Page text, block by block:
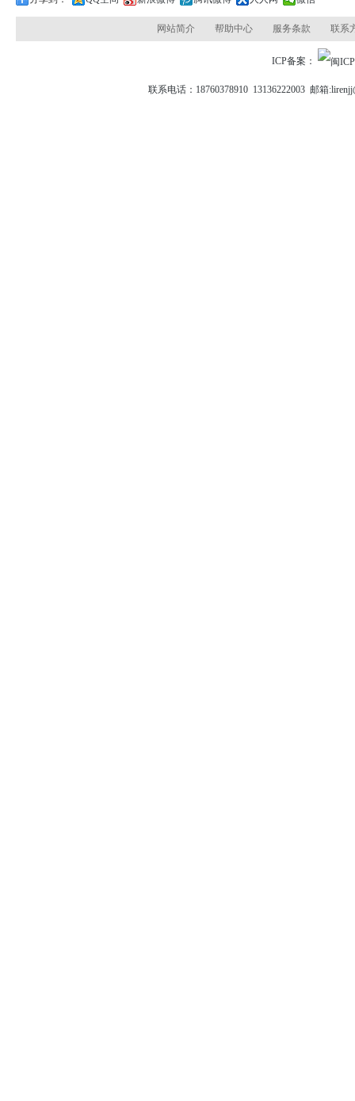
网站简介 帮助中心 服务条款 联系
ICP备案：
联系电话：18760378910 13136222003 邮箱